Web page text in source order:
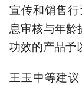
宣传和销售
息审核与年龄
功效的产品予
王玉中等建